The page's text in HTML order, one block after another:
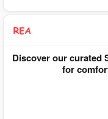
Discover our curated
for